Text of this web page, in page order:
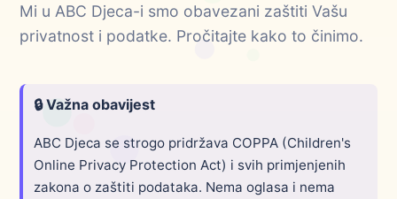
Mi u ABC Djeca-i smo obavezani zaštiti Vašu
privatnost i podatke. Pročitajte kako to činimo.
🔒 Važna obavijest
ABC Djeca se strogo pridržava COPPA (Children's
Online Privacy Protection Act) i svih primjenjenih
zakona o zaštiti podataka. Nema oglasa i nema